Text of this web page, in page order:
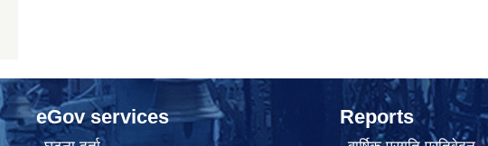
eGov services Reports